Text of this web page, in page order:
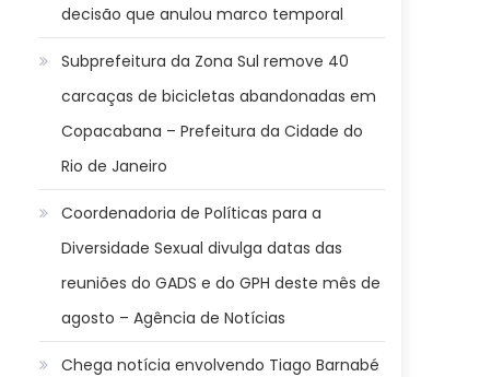
decisão que anulou marco temporal
Subprefeitura da Zona Sul remove 40
carcaças de bicicletas abandonadas em
Copacabana – Prefeitura da Cidade do
Rio de Janeiro
Coordenadoria de Políticas para a
Diversidade Sexual divulga datas das
reuniões do GADS e do GPH deste mês de
agosto – Agência de Notícias
Chega notícia envolvendo Tiago Barnabé